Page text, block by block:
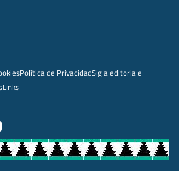
Política de PrivacidadSigla editoriale
Links